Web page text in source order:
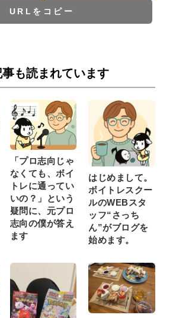
URLをコピー
も読まれています
「プロ志向じゃ
なくても、ボイ
トレに通ってい
いの？」という
疑問に、元プロ
志向の僕が答え
ます
はじめまして。
ボイトレスクー
ルのWEBスタ
ッフ“さっち
ん”がブログを
始めます。